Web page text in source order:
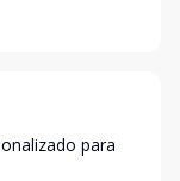
para